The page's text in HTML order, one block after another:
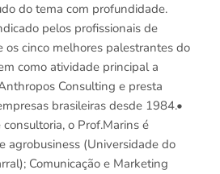
do tema com profundidade.
pelos profissionais de
os cinco melhores palestrantes do
como atividade principal a
Consulting e presta
brasileiras desde 1984.•
o Prof.Marins é
agrobusiness (Universidade do
Comunicação e Marketing